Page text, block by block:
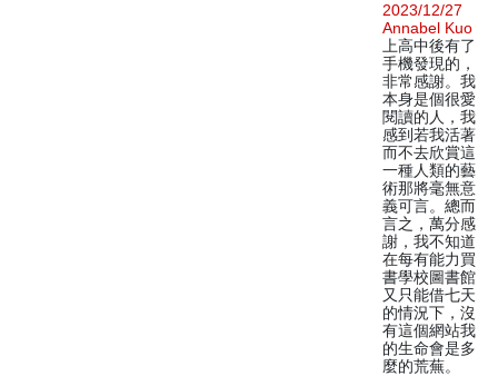
2023/12/27
Annabel Kuo
上高中後有了
手機發現的，
非常感謝。我
本身是個很愛
閱讀的人，我
感到若我活著
而不去欣賞這
一種人類的藝
術那將毫無意
義可言。總而
言之，萬分感
謝，我不知道
在每有能力買
書學校圖書館
又只能借七天
的情況下，沒
有這個網站我
的生命會是多
麼的荒蕪。